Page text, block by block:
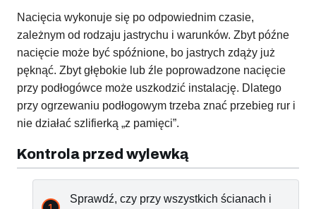
Nacięcia wykonuje się po odpowiednim czasie,
zależnym od rodzaju jastrychu i warunków. Zbyt późne
nacięcie może być spóźnione, bo jastrych zdąży już
pęknąć. Zbyt głębokie lub źle poprowadzone nacięcie
przy podłogówce może uszkodzić instalację. Dlatego
przy ogrzewaniu podłogowym trzeba znać przebieg rur i
nie działać szlifierką „z pamięci”.
Kontrola przed wylewką
Sprawdź, czy przy wszystkich ścianach i